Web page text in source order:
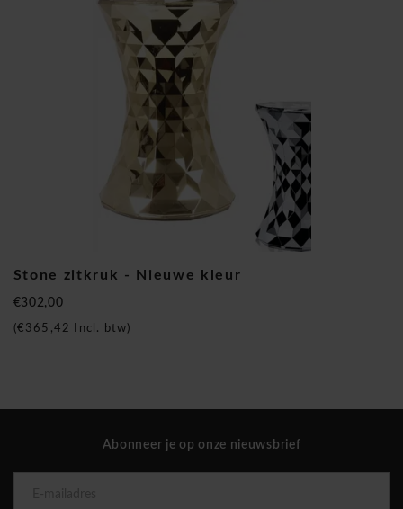
Stone zitkruk - Nieuwe kleur
€302,00
€365,42 Incl. btw)
Abonneer je op onze nieuwsbrief